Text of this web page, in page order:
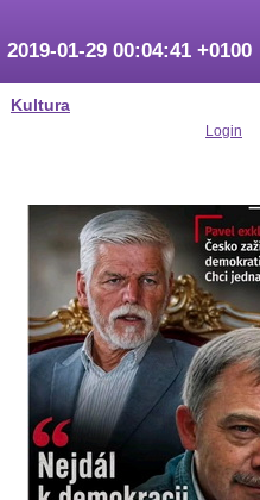
Kultura
2019-01-29 00:04:41 +0100
Login